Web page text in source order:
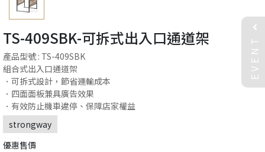
TS-409SBK-可拆式出入口通道架
產品型號 : TS-409SBK
組合式出入口通道架
．可拆式設計，節省運輸成本
．四面面板兼具廣告效果
．有效防止機車違停、保障店家權益
strongway
優惠售價
EVENT